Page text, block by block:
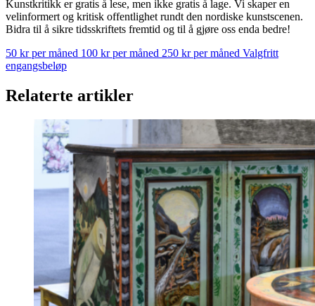
Kunstkritikk er gratis å lese, men ikke gratis å lage. Vi skaper en
velinformert og kritisk offentlighet rundt den nordiske kunstscenen.
Bidra til å sikre tidsskriftets fremtid og til å gjøre oss enda bedre!
50 kr per måned 100 kr per måned 250 kr per måned Valgfritt
engangsbeløp
Relaterte artikler